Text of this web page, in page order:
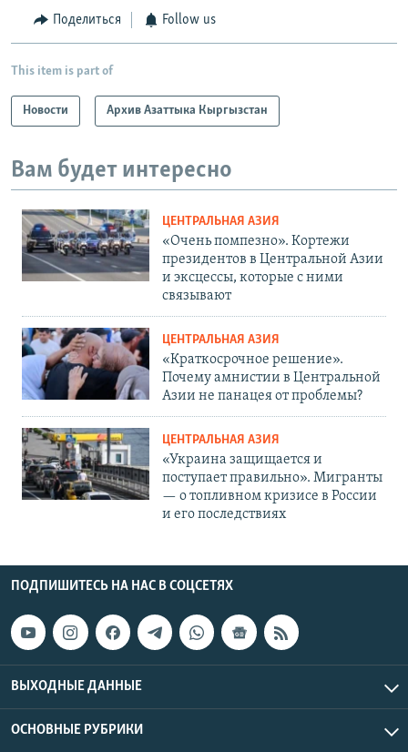
Поделиться Follow us
This item is part of
Новости Архив Азаттыка Кыргызстан
Вам будет интересно
ЦЕНТРАЛЬНАЯ АЗИЯ
«Очень помпезно». Кортежи
президентов в Центральной Азии
и эксцессы, которые с ними
связывают
ЦЕНТРАЛЬНАЯ АЗИЯ
«Краткосрочное решение».
Почему амнистии в Центральной
Азии не панацея от проблемы?
ЦЕНТРАЛЬНАЯ АЗИЯ
«Украина защищается и
поступает правильно». Мигранты
— о топливном кризисе в России
и его последствиях
ПОДПИШИТЕСЬ НА НАС В СОЦСЕТЯХ
ВЫХОДНЫЕ ДАННЫЕ
ОСНОВНЫЕ РУБРИКИ